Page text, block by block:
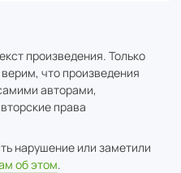
произведения. Только
что произведения
авторами,
права
нарушение или заметили
об этом.